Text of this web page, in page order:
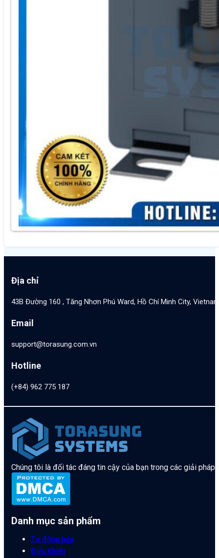
Địa chỉ
43B Đường 160 , Tăng Nhơn Phú Ward, Hồ Chí Minh City,
Email
support@torasung.com.vn
Hotline
(+84) 962 775 187
Chúng tôi là đối tác đáng tin cậy của bạn trong các giải pháp
Danh mục sản phẩm
Tự động hóa
Điều khiển